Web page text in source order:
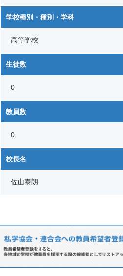
学校種別・種別・学科
高等学校
生徒数
0
教員数
0
校長名
佐山泰朗